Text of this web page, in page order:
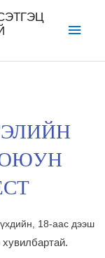
18-аас дээш